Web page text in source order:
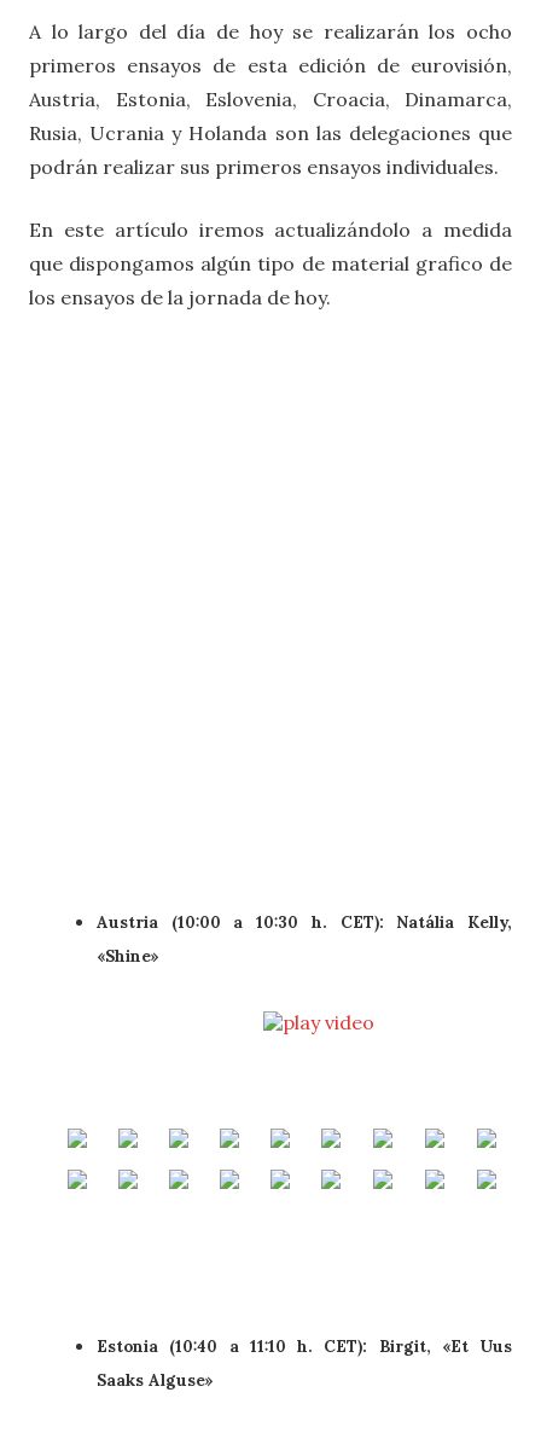
A lo largo del día de hoy se realizarán los ocho
primeros ensayos de esta edición de eurovisión,
Austria, Estonia, Eslovenia, Croacia, Dinamarca,
Rusia, Ucrania y Holanda son las delegaciones que
podrán realizar sus primeros ensayos individuales.
En este artículo iremos actualizándolo a medida
que dispongamos algún tipo de material grafico de
los ensayos de la jornada de hoy.
Austria (10:00 a 10:30 h. CET): Natália Kelly,
«Shine»
Estonia (10:40 a 11:10 h. CET): Birgit, «Et Uus
Saaks Alguse»